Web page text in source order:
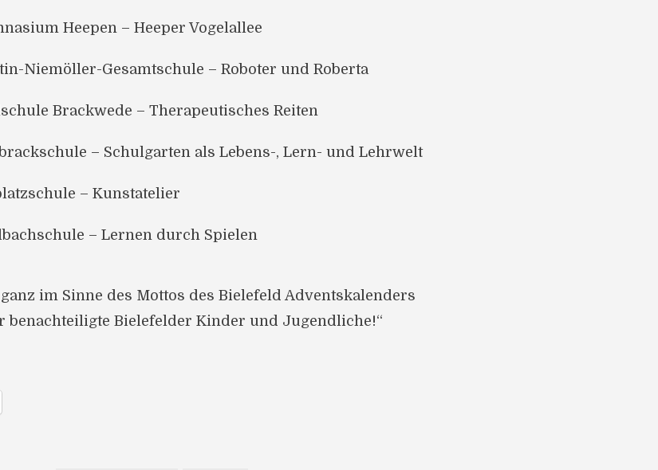
Heepen – Heeper Vogelallee
Niemöller-Gesamtschule – Roboter und Roberta
Brackwede – Therapeutisches Reiten
– Schulgarten als Lebens-, Lern- und Lehrwelt
– Kunstatelier
– Lernen durch Spielen
im Sinne des Mottos des Bielefeld Adventskalenders
benachteiligte Bielefelder Kinder und Jugendliche!“